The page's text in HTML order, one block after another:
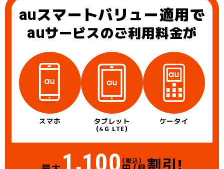
auスマートバリュー適用で
auサービスのご利用料金が
スマホ
タブレット
(4G LTE)
ケータイ
1 ,100 (税込) 割引!